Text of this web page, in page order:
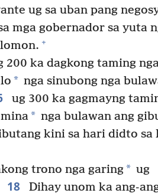
ug sa uban pang
mga gobernador sa yuta
+
ka dagkong taming
* nga sinubong nga
ug 300 ka gagmayng
* nga bulawan ang
kini sa hari didto sa
trono nga garing* ug
18
Dihay unom ka ang-